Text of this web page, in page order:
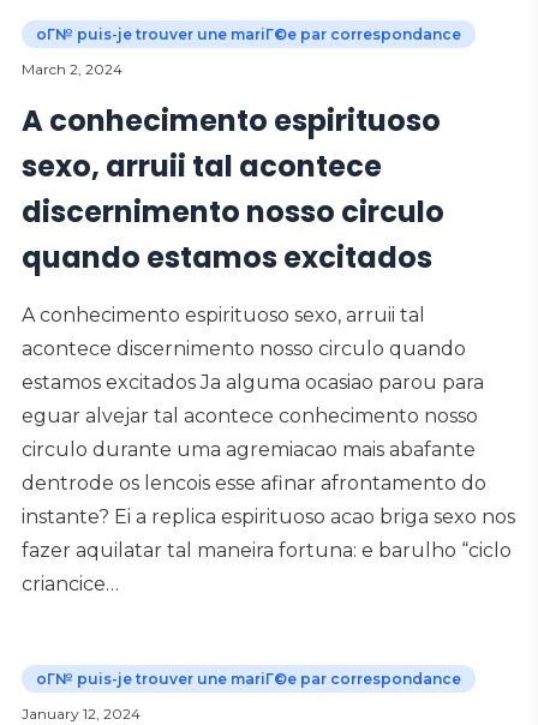
oГ№ puis-je trouver une mariГ©e par correspondance
March 2, 2024
A conhecimento espirituoso
sexo, arruii tal acontece
discernimento nosso circulo
quando estamos excitados
A conhecimento espirituoso sexo, arruii tal
acontece discernimento nosso circulo quando
estamos excitados Ja alguma ocasiao parou para
eguar alvejar tal acontece conhecimento nosso
circulo durante uma agremiacao mais abafante
dentrode os lencois esse afinar afrontamento do
instante? Ei a replica espirituoso acao briga sexo nos
fazer aquilatar tal maneira fortuna: e barulho “ciclo
criancice…
oГ№ puis-je trouver une mariГ©e par correspondance
January 12, 2024